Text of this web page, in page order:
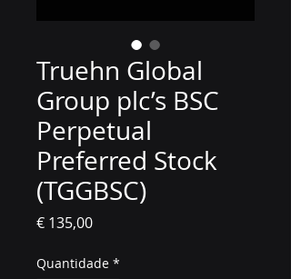
Truehn Global
Group plc’s BSC
Perpetual
Preferred Stock
(TGGBSC)
€ 135,00Preço
Quantidade *